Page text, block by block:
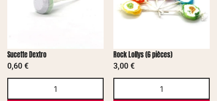
Sucette Dextro
0,60 €
Rock Lollys (6 pièces)
3,00 €